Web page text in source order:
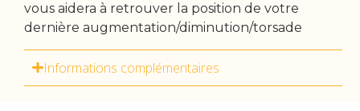
vous aidera à retrouver la position de votre
dernière augmentation/diminution/torsade
Informations complémentaires